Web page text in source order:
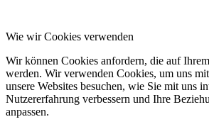
Wie wir Cookies verwenden
Wir können Cookies anfordern, die auf
werden. Wir verwenden Cookies, um uns
unsere Websites besuchen, wie Sie mit uns
Nutzererfahrung verbessern und Ihre
anpassen.